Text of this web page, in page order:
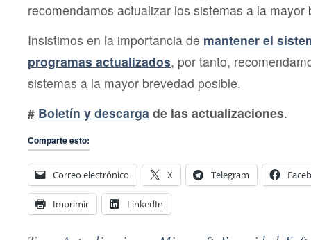
recomendamos actualizar los sistemas a la mayor
Insistimos en la importancia de mantener el
programas actualizados, por tanto,
sistemas a la mayor brevedad posible.
# Boletín y descarga de las actualizaciones.
Comparte esto:
Correo electrónico X Telegram
Imprimir LinkedIn